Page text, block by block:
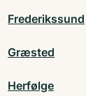
Frederikssund
Græsted
Herfølge